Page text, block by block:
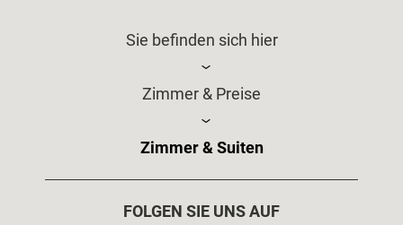
Sie befinden sich hier
Zimmer & Preise
Zimmer & Suiten
FOLGEN SIE UNS AUF